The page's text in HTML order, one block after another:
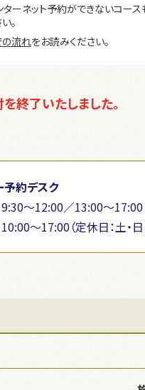
ーネット予約ができないコース
。
の流れをお読みください。
終了いたしました。
予約デスク
～12:00／13:00～17:00（
〜17:00（定休日：土・日